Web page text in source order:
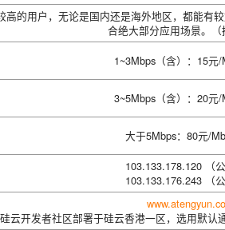
高的用户，无论是国内还是海外地区，都能有
合绝大部分应用场景。（
1~3Mbps（含）：15元/
3~5Mbps（含）：20元/
大于5Mbps：80元/
103.133.178.120 （公
103.133.176.243 （公
硅云开发者社区部署于硅云香港一区，选用默认